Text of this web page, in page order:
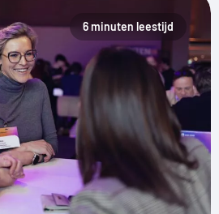
6 minuten leestijd